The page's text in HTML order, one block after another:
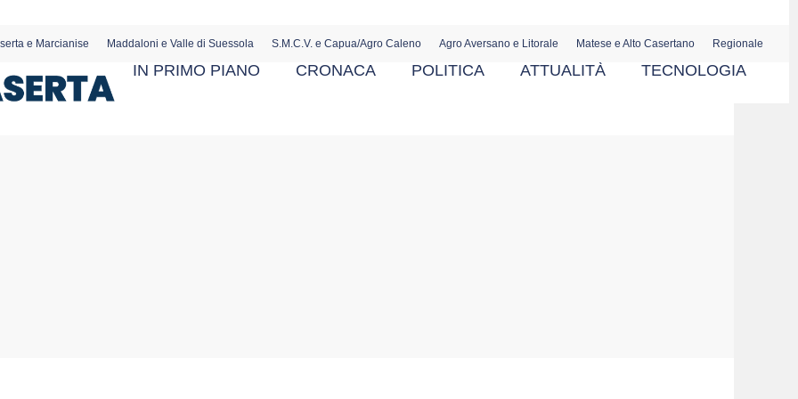
e Marcianise Maddaloni e Valle di Suessola S.M.C.V. e Capua/Agro Caleno Agro Aversano e Litorale Matese e Alto Casertano Regionale
IN PRIMO PIANO CRONACA POLITICA ATTUALITÀ TECNOLOGIA